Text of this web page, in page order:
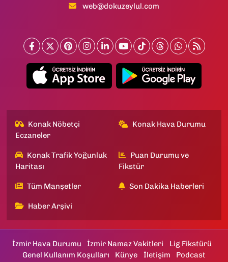
web@dokuzeylul.com
Konak Nöbetçi
Eczaneler
Konak Hava Durumu
Konak Trafik Yoğunluk
Haritası
Puan Durumu ve
Fikstür
Tüm Manşetler Son Dakika Haberleri
Haber Arşivi
İzmir Hava Durumu İzmir Namaz Vakitleri
Lig Fikstürü
Genel Kullanım Koşulları
Künye İletişim Podcast